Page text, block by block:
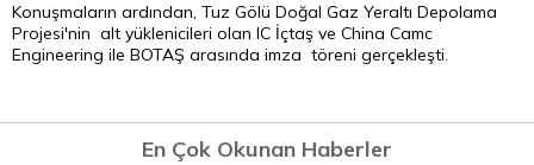
Konuşmaların ardından, Tuz Gölü Doğal Gaz Yeraltı Depolama
Projesi'nin alt yüklenicileri olan IC İçtaş ve China Camc
Engineering ile BOTAŞ arasında imza töreni gerçekleşti.
En Çok Okunan Haberler